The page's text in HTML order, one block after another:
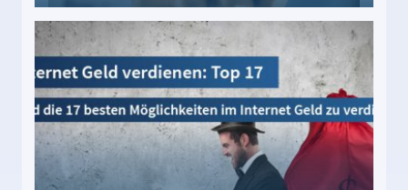
besten Möglichkeiten